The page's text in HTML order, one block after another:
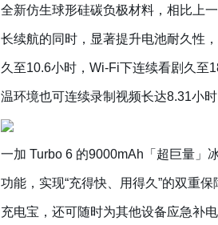
全新仿生球形硅碳负极材料，相比上
长续航的同时，显著提升电池耐久性
久至10.6小时，Wi-Fi下连续看剧久至
温环境也可连续录制视频长达8.31小时
一加 Turbo 6 的9000mAh「超巨量」
功能，实现“充得快、用得久”的双重
充电宝，还可随时为其他设备应急补